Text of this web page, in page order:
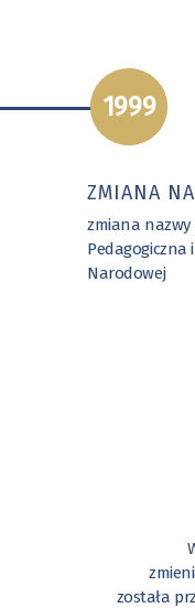
1999
ZMIANA
zmiana nazwy
Pedagogiczna
Narodowej
została